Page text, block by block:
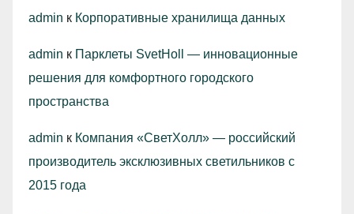
admin к Корпоративные хранилища данных
admin к Парклеты SvetHoll — инновационные
решения для комфортного городского
пространства
admin к Компания «СветХолл» — российский
производитель эксклюзивных светильников с
2015 года